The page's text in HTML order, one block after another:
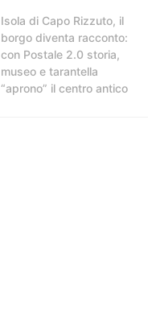
Isola di Capo Rizzuto, il
borgo diventa racconto:
con Postale 2.0 storia,
museo e tarantella
“aprono” il centro antico